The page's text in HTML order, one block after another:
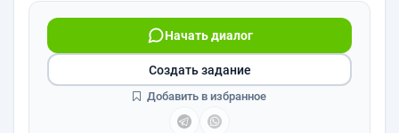
Начать диалог
Создать задание
Добавить в избранное